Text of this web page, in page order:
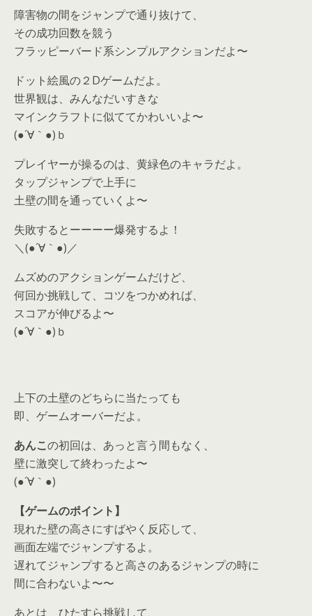
障害物の間をジャンプで通り抜けて、
その成功回数を競う
フラッピーバード系シンプルアクションだよ〜
ドット絵風の２Dゲームだよ。
世界観は、みんなだいすきな
マインクラフトに似ててかわいいよ〜
(●´∀｀●)ｂ
プレイヤーが操るのは、黄緑色のキャラだよ。
タップジャンプで上手に
土壁の間を通っていくよ〜
失敗するとーーーー爆発するよ！
＼(●´∀｀●)／
ムズめのアクションゲームだけど、
何回か挑戦して、コツをつかめれば、
スコアが伸びるよ〜
(●´∀｀●)ｂ
上下の土壁のどちらに当たっても
即、ゲームオーバーだよ。
あんこの初回は、あっと言う間もなく、
壁に激突して終わったよ〜
(●´∀｀●)
【ゲームのポイント】
現れた壁の高さにすばやく反応して、
画面左端でジャンプするよ。
遅れてジャンプすると高さのあるジャンプの時に
間に合わないよ〜〜
あとは、ひたすら挑戦して、